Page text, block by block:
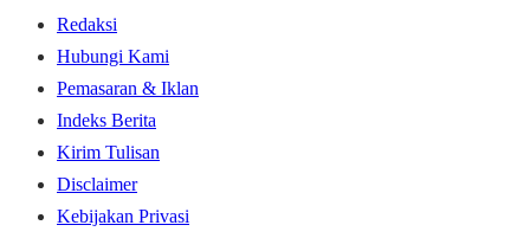
Redaksi
Hubungi Kami
Pemasaran & Iklan
Indeks Berita
Kirim Tulisan
Disclaimer
Kebijakan Privasi